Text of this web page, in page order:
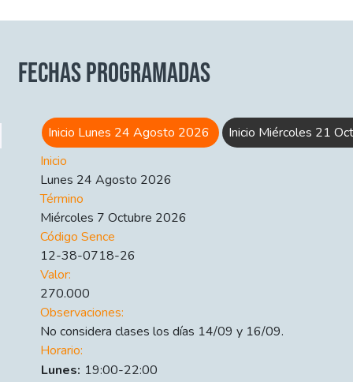
FECHAS PROGRAMADAS
Inicio Lunes 24 Agosto 2026
Inicio Miércoles 21
Inicio
Lunes 24 Agosto 2026
Término
Miércoles 7 Octubre 2026
Código Sence
12-38-0718-26
Valor:
270.000
Observaciones:
No considera clases los días 14/09 y 16/09.
Horario:
Día
Time slot
Comment
Lunes: 19:00-22:00